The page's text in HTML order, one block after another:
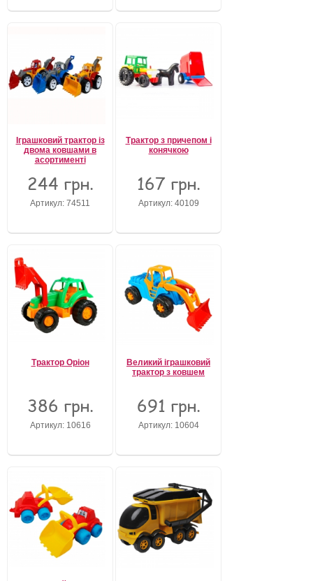
Іграшковий трактор із
двома ковшами в
асортименті
244 грн.
Артикул: 74511
Трактор з причепом і
конячкою
167 грн.
Артикул: 40109
Трактор Оріон
386 грн.
Артикул: 10616
Великий іграшковий
трактор з ковшем
691 грн.
Артикул: 10604